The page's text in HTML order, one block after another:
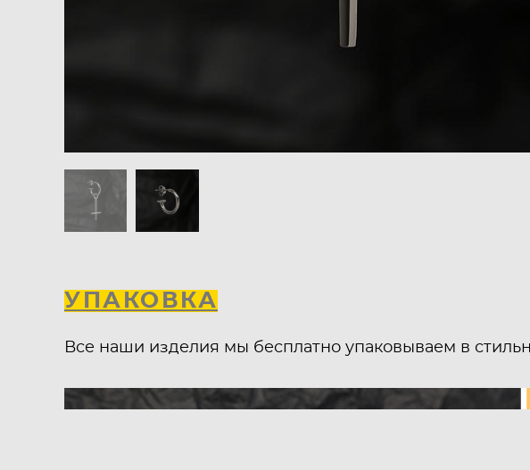
УПАКОВКА
Все наши изделия мы бесплатно упаковываем в